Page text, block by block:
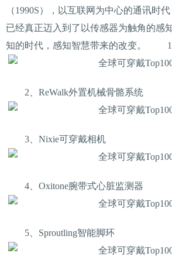
（1990S），以互联网为中心的通讯时
已经真正迈入到了以传感器为触角的感
知的时代，感知智慧带来的改变。 1
2、ReWalk外置机械骨骼系统
3、Nixie可穿戴相机
4、Oxitone腕带式心脏监测器
5、Sproutling智能脚环